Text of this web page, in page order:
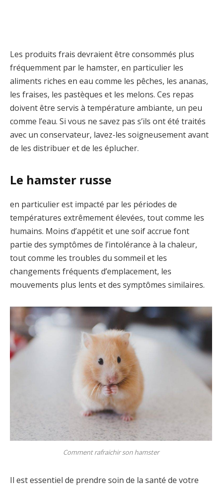
Les produits frais devraient être consommés plus
fréquemment par le hamster, en particulier les
aliments riches en eau comme les pêches, les ananas,
les fraises, les pastèques et les melons. Ces repas
doivent être servis à température ambiante, un peu
comme l’eau. Si vous ne savez pas s’ils ont été traités
avec un conservateur, lavez-les soigneusement avant
de les distribuer et de les éplucher.
Le hamster russe
en particulier est impacté par les périodes de
températures extrêmement élevées, tout comme les
humains. Moins d’appétit et une soif accrue font
partie des symptômes de l’intolérance à la chaleur,
tout comme les troubles du sommeil et les
changements fréquents d’emplacement, les
mouvements plus lents et des symptômes similaires.
Comment rafraichir son hamster
Il est essentiel de prendre soin de la santé de votre